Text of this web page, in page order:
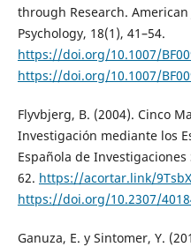
through Research.
Psychology, 18(1), 41–54.
https://doi.org/10.1007/
https://doi.org/10.1007/
Flyvbjerg, B. (2004). Cinco
Investigación mediante los
Española de Investigaciones
62. https://acortar.link/
https://doi.org/10.2307/
Ganuza, E. y Sintomer, Y.